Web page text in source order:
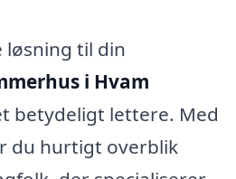
til din
i Hvam
betydeligt lettere. Med
du hurtigt overblik